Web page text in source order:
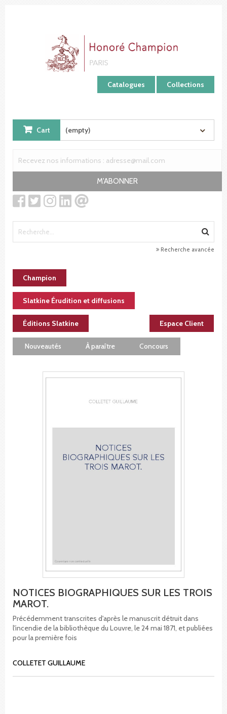
Catalogues Collections
Cart (empty)
M'ABONNER
Recherche avancée
Champion
Slatkine Érudition et diffusions
Éditions Slatkine Espace Client
Nouveautés À paraître Concours
NOTICES BIOGRAPHIQUES SUR LES TROIS
MAROT.
Précédemment transcrites d'après le manuscrit détruit dans
l'incendie de la bibliothèque du Louvre, le 24 mai 1871, et publiées
pour la première fois
COLLETET GUILLAUME